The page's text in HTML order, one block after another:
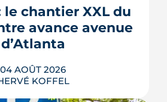
le chantier XXL du
avance avenue
d’Atlanta
04 AOÛT 2026
KOFFEL